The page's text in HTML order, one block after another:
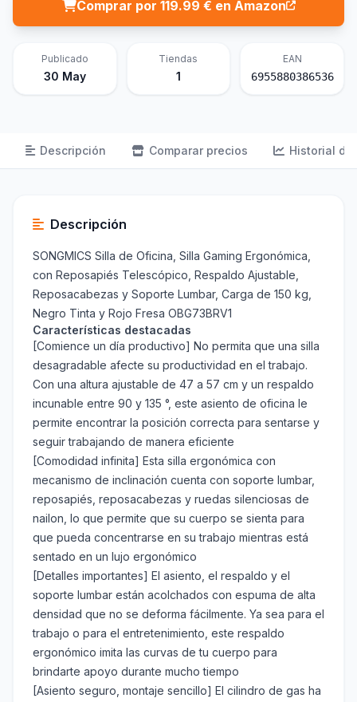
Comprar por 119.99 € en Amazon
Publicado
30 May
Tiendas
1
EAN
6955880386536
Descripción Comparar precios Historial de
Descripción
SONGMICS Silla de Oficina, Silla Gaming Ergonómica,
con Reposapiés Telescópico, Respaldo Ajustable,
Reposacabezas y Soporte Lumbar, Carga de 150 kg,
Negro Tinta y Rojo Fresa OBG73BRV1
Características destacadas
[Comience un día productivo] No permita que una silla
desagradable afecte su productividad en el trabajo.
Con una altura ajustable de 47 a 57 cm y un respaldo
incunable entre 90 y 135 °, este asiento de oficina le
permite encontrar la posición correcta para sentarse y
seguir trabajando de manera eficiente
[Comodidad infinita] Esta silla ergonómica con
mecanismo de inclinación cuenta con soporte lumbar,
reposapiés, reposacabezas y ruedas silenciosas de
nailon, lo que permite que su cuerpo se sienta para
que pueda concentrarse en su trabajo mientras está
sentado en un lujo ergonómico
[Detalles importantes] El asiento, el respaldo y el
soporte lumbar están acolchados con espuma de alta
densidad que no se deforma fácilmente. Ya sea para el
trabajo o para el entretenimiento, este respaldo
ergonómico imita las curvas de tu cuerpo para
brindarte apoyo durante mucho tiempo
[Asiento seguro, montaje sencillo] El cilindro de gas ha